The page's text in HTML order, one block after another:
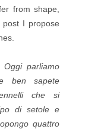
from shape,
I propose
parliamo
ben sapete
che si
di setole e
quattro